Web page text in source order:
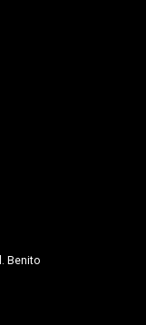
Benito